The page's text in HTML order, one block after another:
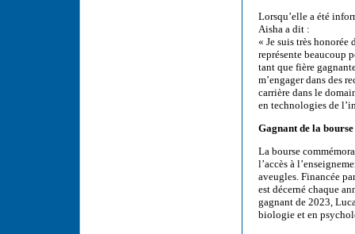
Lorsqu’elle a été
Aisha a dit :
« Je suis très
représente beaucoup
tant que fière
m’engager dans des
carrière dans le
en technologies de
Gagnant de la
La bourse
l’accès à
aveugles. Financée
est décerné chaque
gagnant de 2023,
biologie et en